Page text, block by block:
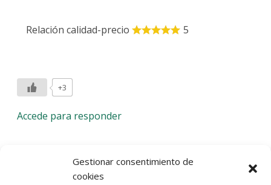
Gestionar consentimiento de
cookies
Relación calidad-precio 5
+3
Accede para responder
Deja una respuesta